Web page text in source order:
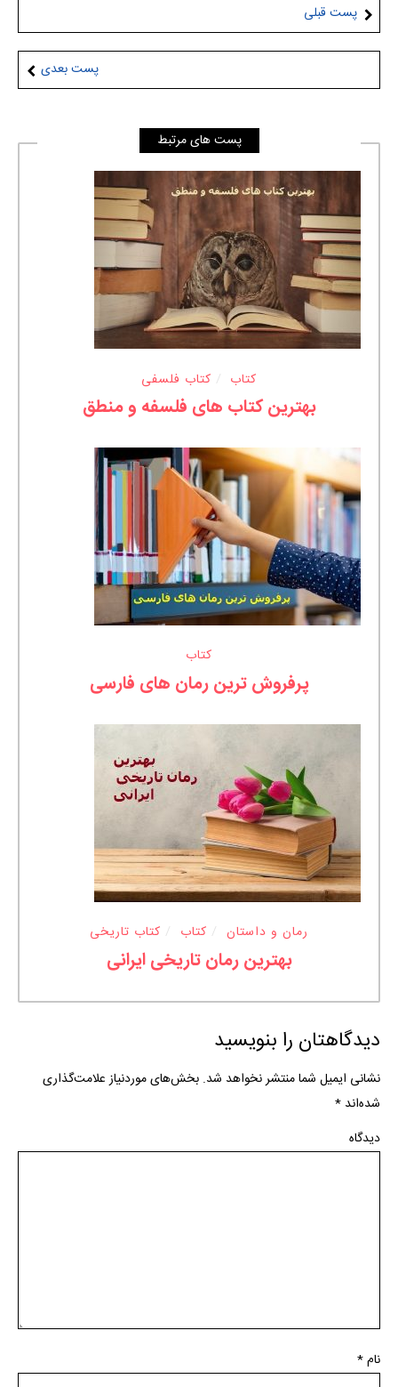
پست قبلی
پست بعدی
پست های مرتبط
کتاب کتاب فلسفی
بهترین کتاب های فلسفه و منطق
کتاب
پرفروش ترین رمان های فارسی
رمان و داستان کتاب کتاب تاریخی
بهترین رمان تاریخی ایرانی
دیدگاهتان را بنویسید
نشانی ایمیل شما منتشر نخواهد شد. بخش‌های موردنیاز علامت‌گذاری
شده‌اند *
دیدگاه
نام*